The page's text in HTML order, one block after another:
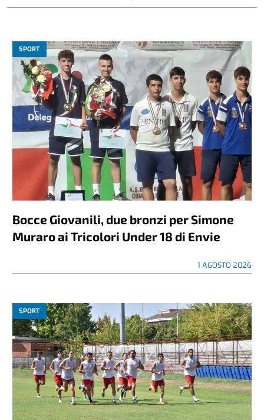
SPORT
Bocce Giovanili, due bronzi per Simone
Muraro ai Tricolori Under 18 di Envie
1 AGOSTO 2026
SPORT